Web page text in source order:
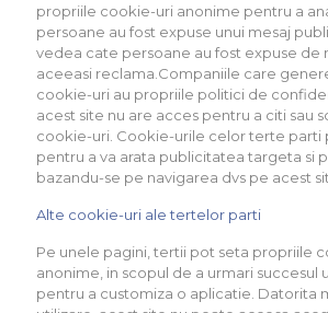
propriile cookie-uri anonime pentru a
persoane au fost expuse unui mesaj
vedea cate persoane au fost expuse de
aceeasi reclama.Companiile care
cookie-uri au propriile politici de
acest site nu are acces pentru a citi sau
cookie-uri. Cookie-urile celor terte parti
pentru a va arata publicitatea targeta si
bazandu-se pe navigarea dvs pe acest
Alte cookie-uri ale tertelor parti
Pe unele pagini, tertii pot seta propriile
anonime, in scopul de a urmari succesul
pentru a customiza o aplicatie. Datorita